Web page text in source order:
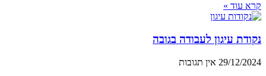
קרא עוד »
נקודת עיגון לעבודה בגובה
29/12/2024 אין תגובות